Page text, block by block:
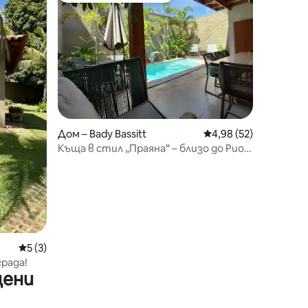
Средна оценка: 5 от 5, 3 отзива
5 (3)
Дом – Bady Bassitt Средна оценка:
4,98 (52)
Къща в стил „Праяна“ – близо до Рио